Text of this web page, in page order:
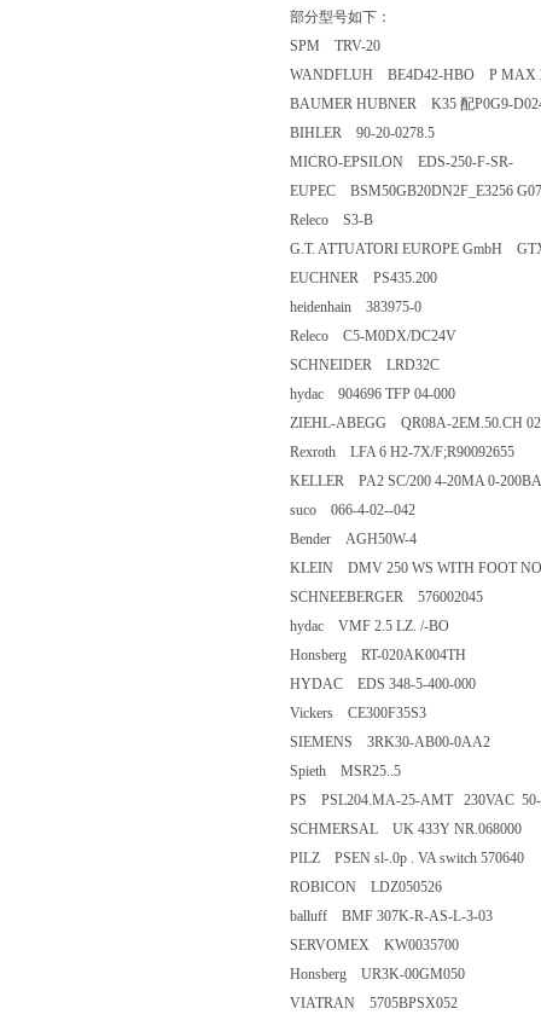
部分型号如下：
SPM TRV-20
WANDFLUH BE4D42-HBO P MAX
BAUMER HUBNER K35 配P0G9-
BIHLER 90-20-0278.5
MICRO-EPSILON EDS-250-F-SR-
EUPEC BSM50GB20DN2F_E3256
Releco S3-B
G.T. ATTUATORI EUROPE GmbH
EUCHNER PS435.200
heidenhain 383975-0
Releco C5-M0DX/DC24V
SCHNEIDER LRD32C
hydac 904696 TFP 04-000
ZIEHL-ABEGG QR08A-2EM.50.CH
Rexroth LFA 6 H2-7X/F;R90092655
KELLER PA2 SC/200 4-20MA 0-
suco 066-4-02--042
Bender AGH50W-4
KLEIN DMV 250 WS WITH FOOT
SCHNEEBERGER 576002045
hydac VMF 2.5 LZ. /-BO
Honsberg RT-020AK004TH
HYDAC EDS 348-5-400-000
Vickers CE300F35S3
SIEMENS 3RK30-AB00-0AA2
Spieth MSR25..5
PS PSL204.MA-25-AMT 230VAC
SCHMERSAL UK 433Y NR.068000
PILZ PSEN sl-.0p . VA switch 570640
ROBICON LDZ050526
balluff BMF 307K-R-AS-L-3-03
SERVOMEX KW0035700
Honsberg UR3K-00GM050
VIATRAN 5705BPSX052